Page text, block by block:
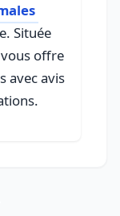
Située
vous offre
avec avis